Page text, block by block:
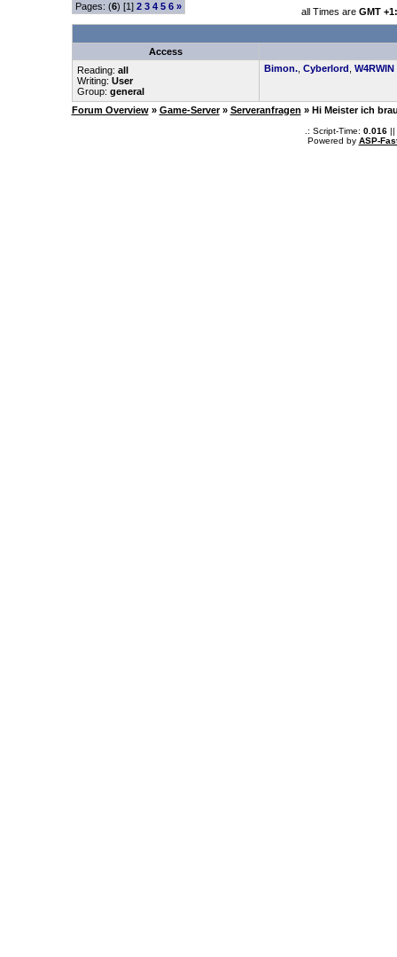
Pages: (6) [1] 2 3 4 5 6 » all Times are GMT
Access
Reading: all
Writing: User
Group: general
Bimon., Cyberlord W4RWIN
Forum Overview » Game-Server » Serveranfragen » Hi Meister ich
.: Script-Time: 0.016||
Powered by ASP-